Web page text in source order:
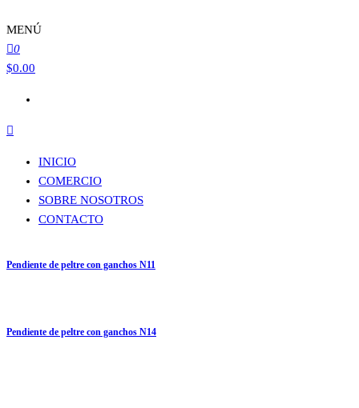
MENÚ
0
$0.00
INICIO
COMERCIO
SOBRE NOSOTROS
CONTACTO
Pendiente de peltre con ganchos N11
Pendiente de peltre con ganchos N14